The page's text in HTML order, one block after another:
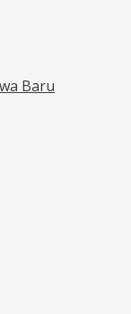
Baru